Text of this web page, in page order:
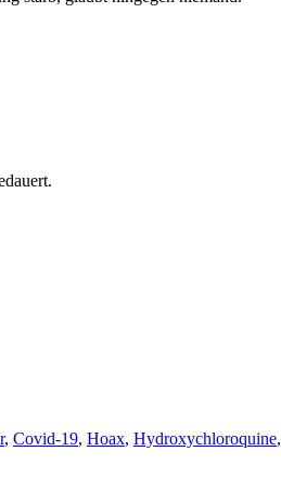
, Covid-19, Hoax, Hydroxychloroquine,